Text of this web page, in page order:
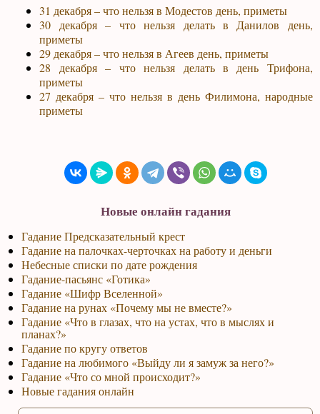
31 декабря – что нельзя в Модестов день, приметы
30 декабря – что нельзя делать в Данилов день,
приметы
29 декабря – что нельзя в Агеев день, приметы
28 декабря – что нельзя делать в день Трифона,
приметы
27 декабря – что нельзя в день Филимона, народные
приметы
Новые онлайн гадания
Гадание Предсказательный крест
Гадание на палочках-черточках на работу и деньги
Небесные списки по дате рождения
Гадание-пасьянс «Готика»
Гадание «Шифр Вселенной»
Гадание на рунах «Почему мы не вместе?»
Гадание «Что в глазах, что на устах, что в мыслях и
планах?»
Гадание по кругу ответов
Гадание на любимого «Выйду ли я замуж за него?»
Гадание «Что со мной происходит?»
Новые гадания онлайн